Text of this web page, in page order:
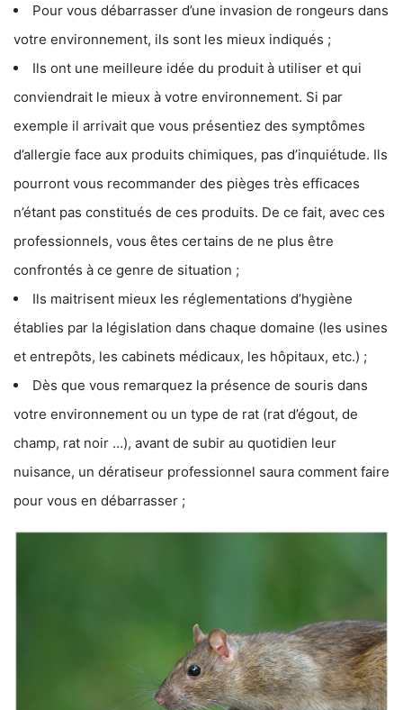
Pour vous débarrasser d’une invasion de rongeurs dans
votre environnement, ils sont les mieux indiqués ;
Ils ont une meilleure idée du produit à utiliser et qui
conviendrait le mieux à votre environnement. Si par
exemple il arrivait que vous présentiez des symptômes
d’allergie face aux produits chimiques, pas d’inquiétude. Ils
pourront vous recommander des pièges très efficaces
n’étant pas constitués de ces produits. De ce fait, avec ces
professionnels, vous êtes certains de ne plus être
confrontés à ce genre de situation ;
Ils maitrisent mieux les réglementations d’hygiène
établies par la législation dans chaque domaine (les usines
et entrepôts, les cabinets médicaux, les hôpitaux, etc.) ;
Dès que vous remarquez la présence de souris dans
votre environnement ou un type de rat (rat d’égout, de
champ, rat noir …), avant de subir au quotidien leur
nuisance, un dératiseur professionnel saura comment faire
pour vous en débarrasser ;